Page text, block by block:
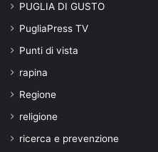
PUGLIA DI GUSTO
PugliaPress TV
Punti di vista
rapina
Regione
religione
ricerca e prevenzione